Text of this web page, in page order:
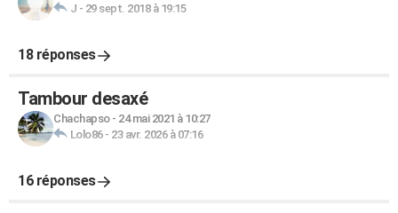
J - 29 sept. 2018 à 19:15
18 réponses
Tambour desaxé
Chachapso- 24 mai 2021 à 10:27
Lolo86- 23 avr. 2026 à 07:16
16 réponses